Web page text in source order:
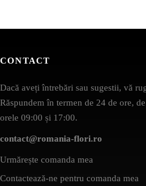
CONTACT
Dacă aveți întrebări sau sugestii, vă
Răspundem în termen de 24 de ore,
orele 09:00 și 17:00.
contact@romania-flori.ro
Urmărește comanda mea
Contactează-ne pentru comanda mea